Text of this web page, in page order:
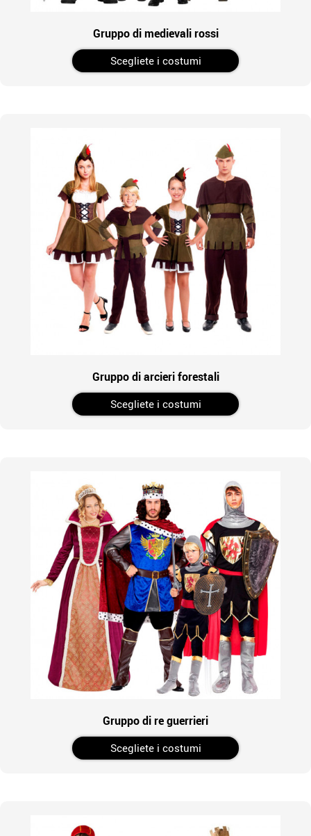
Gruppo di medievali rossi
Scegliete i costumi
Gruppo di arcieri forestali
Scegliete i costumi
Gruppo di re guerrieri
Scegliete i costumi